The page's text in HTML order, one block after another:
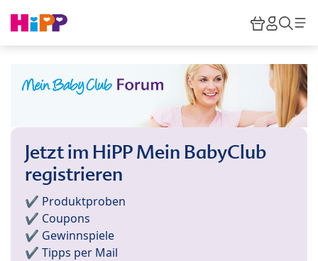
HiPP
Jetzt im HiPP Mein BabyClub
registrieren
✔️ Produktproben
✔️ Coupons
✔️ Gewinnspiele
✔️ Tipps per Mail